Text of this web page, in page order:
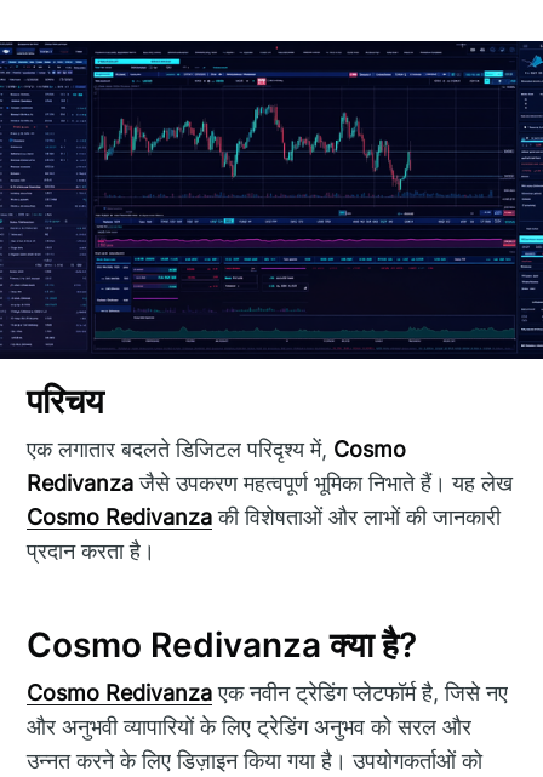
परिचय
एक लगातार बदलते डिजिटल परिदृश्य में, Cosmo
Redivanzaजैसे उपकरण महत्वपूर्ण भूमिका निभाते हैं। यह लेख
Cosmo Redivanzaकी विशेषताओं और लाभों की जानकारी
प्रदान करता है।
Cosmo Redivanza क्या है?
Cosmo Redivanzaएक नवीन ट्रेडिंग प्लेटफॉर्म है, जिसे नए
और अनुभवी व्यापारियों के लिए ट्रेडिंग अनुभव को सरल और
उन्नत करने के लिए डिज़ाइन किया गया है। उपयोगकर्ताओं को